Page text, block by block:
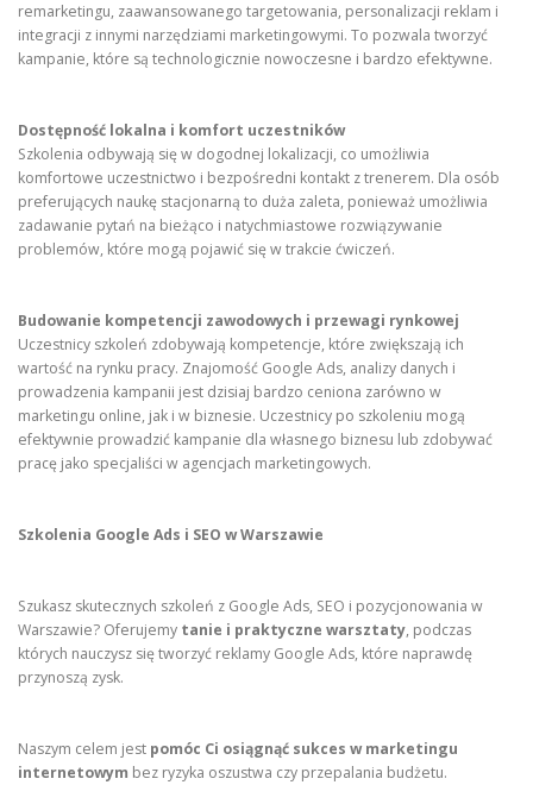
remarketingu, zaawansowanego targetowania, personalizacji reklam i
integracji z innymi narzędziami marketingowymi. To pozwala tworzyć
kampanie, które są technologicznie nowoczesne i bardzo efektywne.
Dostępność lokalna i komfort uczestników
Szkolenia odbywają się w dogodnej lokalizacji, co umożliwia
komfortowe uczestnictwo i bezpośredni kontakt z trenerem. Dla osób
preferujących naukę stacjonarną to duża zaleta, ponieważ umożliwia
zadawanie pytań na bieżąco i natychmiastowe rozwiązywanie
problemów, które mogą pojawić się w trakcie ćwiczeń.
Budowanie kompetencji zawodowych i przewagi rynkowej
Uczestnicy szkoleń zdobywają kompetencje, które zwiększają ich
wartość na rynku pracy. Znajomość Google Ads, analizy danych i
prowadzenia kampanii jest dzisiaj bardzo ceniona zarówno w
marketingu online, jak i w biznesie. Uczestnicy po szkoleniu mogą
efektywnie prowadzić kampanie dla własnego biznesu lub zdobywać
pracę jako specjaliści w agencjach marketingowych.
Szkolenia Google Ads i SEO w Warszawie
Szukasz skutecznych szkoleń z Google Ads, SEO i pozycjonowania w
Warszawie? Oferujemy tanie i praktyczne warsztaty, podczas
których nauczysz się tworzyć reklamy Google Ads, które naprawdę
przynoszą zysk.
Naszym celem jest pomóc Ci osiągnąć sukces w marketingu
internetowym bez ryzyka oszustwa czy przepalania budżetu.